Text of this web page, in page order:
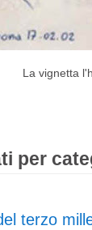
La vignetta
per
terzo